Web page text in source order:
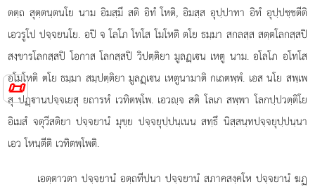
📜
ตตฺถ สุตฺตนฺตนโย นาม อิมสฺมึ สติ อิทํ โหติ, อิมสฺส อุปฺปาทา อิทํ อุปฺปชฺชตีติ
เอวรูโป ปจฺจยนโย. อปิ จ โลโภ โทโส โมโหติ ตโย ธมฺมา สกลสฺส สตฺตโลกสฺสปิ
สงฺขารโลกสฺสปิ โอกาส โลกสฺสปิ วิปตฺติยา มูลฏฺเน เหตู นาม. อโลโภ อโทโส
อโมโหติ ตโย ธมฺมา สมฺปตฺติยา มูลฏฺเน เหตูนามาติ กเถตพฺพํ. เอส นโย สพฺเพ
สุ ปฏฺานปจฺจเยสุ ยถารหํ เวทิตพฺโพ. เอวฺจ สติ โลเก สพฺพา โลกปฺปวตฺติโย
อิเมสํ จตุวีสติยา ปจฺจยานํ มุขฺย ปจฺจยุปฺปนฺเนน สทฺธึ นิสฺสนฺทปจฺจยุปฺปนฺนา
เอว โหนฺตีติ เวทิตพฺโพติ.
เอตฺตาวตา ปจฺจยานํ อตฺถทีปนา ปจฺจยานํ สภาคสงฺคโห ปจฺจยานํ ฆฏ